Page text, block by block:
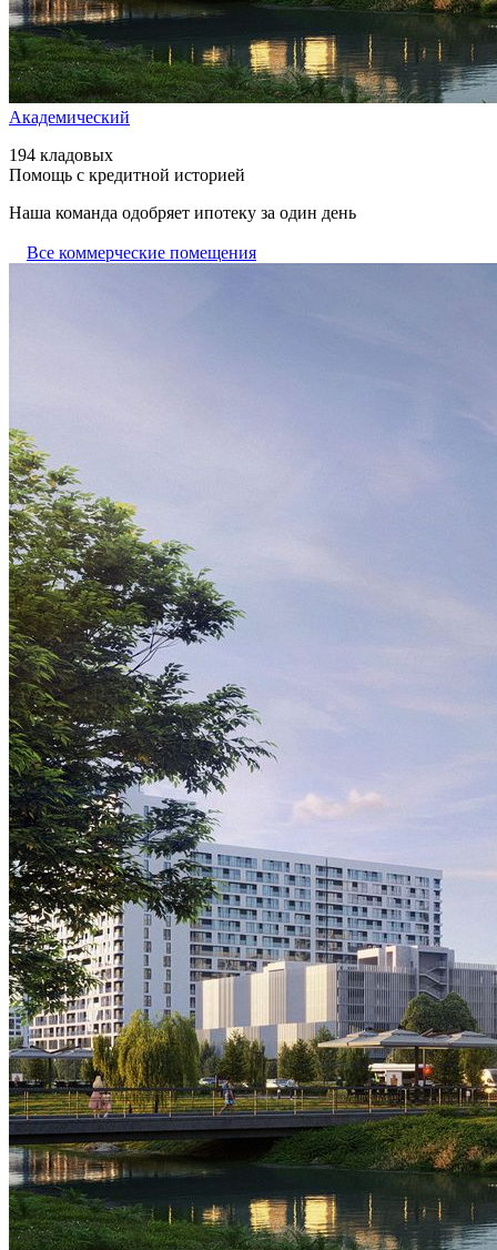
Академический
194 кладовых
Помощь с кредитной историей
Наша команда одобряет ипотеку за один день
Все коммерческие помещения